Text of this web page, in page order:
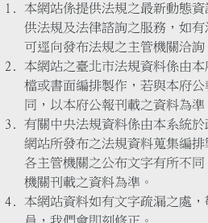
本網站係提供法規之最新動態
供法規及法律諮詢之服務，如
可逕向發布法規之主管機關洽詢
本網站之臺北市法規資料係由
檔或書面編排製作，若與本府
同，以本府公報刊載之資料為準
有關中央法規資料係由本系統
網站所發布之法規資料蒐集編
各主管機關之公布文字有所不
機關刊載之資料為準。
本網站資料如有文字疏漏之處
員，我們會即刻修正。